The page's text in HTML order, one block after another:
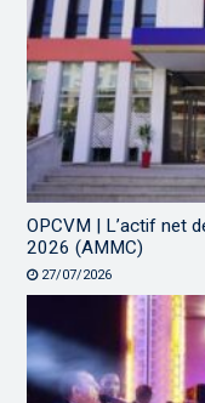
OPCVM | L’actif net
2026 (AMMC)
27/07/2026